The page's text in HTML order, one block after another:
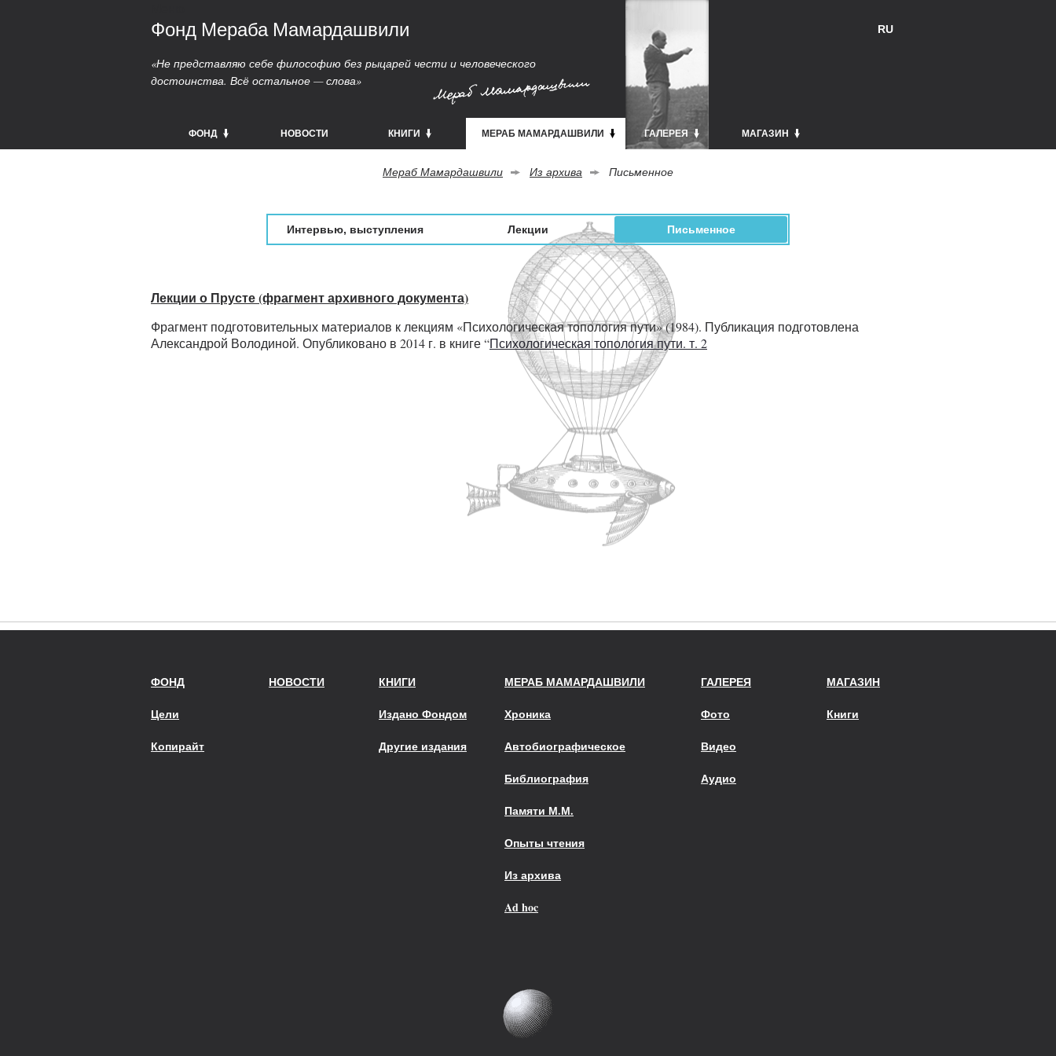
Фонд Мераба Мамардашвили
«Не представляю себе философию без рыцарей чести и человеческого
достоинства. Всё остальное — слова»
RU
ФОНД НОВОСТИ КНИГИ МЕРАБ МАМАРДАШВИЛИ ГАЛЕРЕЯ МАГАЗИН
Мераб Мамардашвили Из архива Письменное
Интервью, выступления Лекции Письменное
Лекции о Прусте (фрагмент архивного документа)
Фрагмент подготовительных материалов к лекциям «Психологическая топология пути» (1984). Публикация подготовлена
Александрой Володиной. Опубликовано в 2014 г. в книге “Психологическая топология пути. т. 2
ФОНД
Цели
Копирайт
НОВОСТИ
КНИГИ
Издано Фондом
Другие издания
МЕРАБ МАМАРДАШВИЛИ
Хроника
Автобиографическое
Библиография
Памяти М.М.
Опыты чтения
Из архива
Ad hoc
ГАЛЕРЕЯ
Фото
Видео
Аудио
МАГАЗИН
Книги